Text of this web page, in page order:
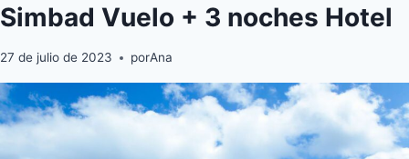
Simbad Vuelo + 3 noches Hotel
27 de julio de 2023 porAna